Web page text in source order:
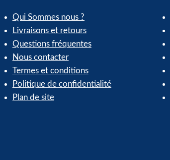
Qui Sommes nous ?
Livraisons et retours
Questions fréquentes
Nous contacter
Termes et conditions
Politique de confidentialité
Plan de site